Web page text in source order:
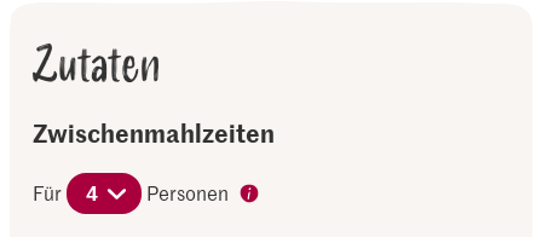
Zutaten
Zwischenmahlzeiten
Für 4 Personen